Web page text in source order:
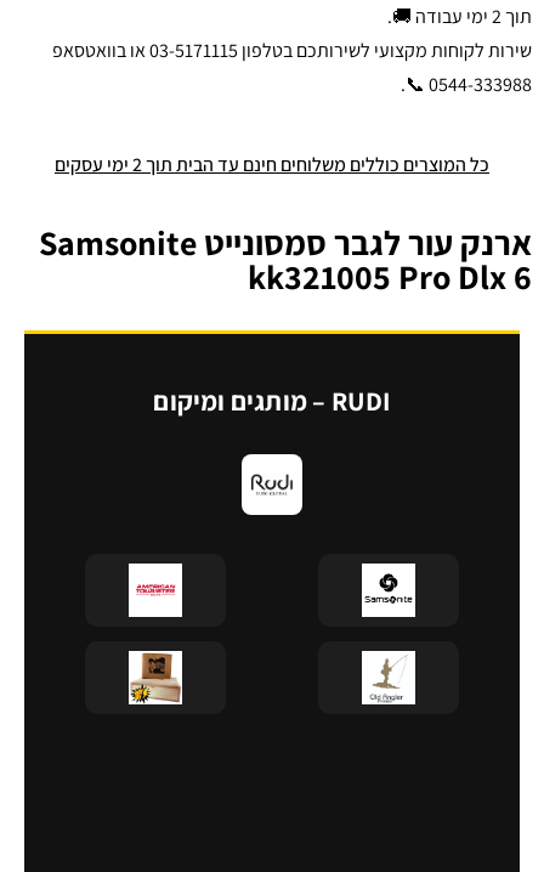
תוך 2 ימי עבודה 🚚.
שירות לקוחות מקצועי לשירותכם בטלפון 03-5171115 או בוואטסאפ
0544-333988 📞.
כל המוצרים כוללים משלוחים חינם עד הבית תוך 2 ימי עסקים
ארנק עור לגבר סמסונייט Samsonite
kk321005 Pro Dlx 6
RUDI – מותגים ומיקום